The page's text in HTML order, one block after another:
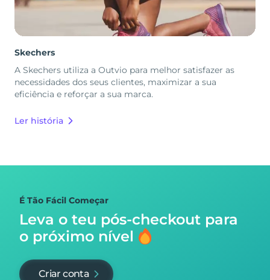
Skechers
A Skechers utiliza a Outvio para melhor satisfazer as
necessidades dos seus clientes, maximizar a sua
eficiência e reforçar a sua marca.
Ler história
É Tão Fácil Começar
Leva o teu pós-checkout para
o próximo nível
Criar conta